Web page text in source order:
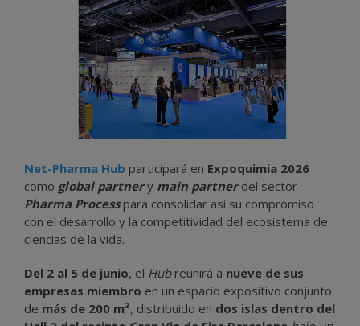
Net-Pharma Hub participará en Expoquimia 2026
como global partnery main partnerdel sector
Pharma Processpara consolidar así su compromiso
con el desarrollo y la competitividad del ecosistema de
ciencias de la vida.
Del 2 al 5 de junio, el Hubreunirá a nueve de sus
empresas miembro en un espacio expositivo conjunto
de más de 200 m², distribuido en dos islas dentro del